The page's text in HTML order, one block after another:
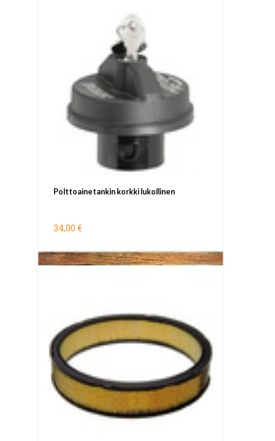
Polttoainetankin korkki lukollinen
34,00 €